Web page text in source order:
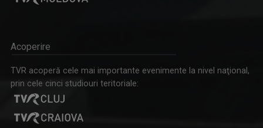
Acoperire
TVR acoperă cele mai importante evenimente la nivel naţional,
prin cele cinci studiouri teritoriale: